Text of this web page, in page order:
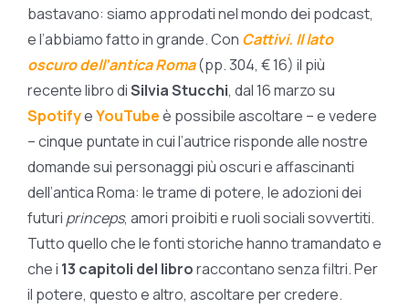
bastavano: siamo approdati nel mondo dei podcast,
e l’abbiamo fatto in grande.Con Cattivi. Il lato
oscuro dell’antica Roma(pp. 304, € 16) il più
recente libro diSilvia Stucchi, dal 16 marzo su
SpotifyeYouTubeè possibile ascoltare – e vedere
– cinque puntate in cui l’autrice risponde alle nostre
domande sui personaggi più oscuri e affascinanti
dell’antica Roma: le trame di potere, le adozioni dei
futuri princeps, amori proibiti e ruoli sociali sovvertiti.
Tutto quello che le fonti storiche hanno tramandato e
che i 13 capitoli del libroraccontano senza filtri. Per
il potere, questo e altro, ascoltare per credere.